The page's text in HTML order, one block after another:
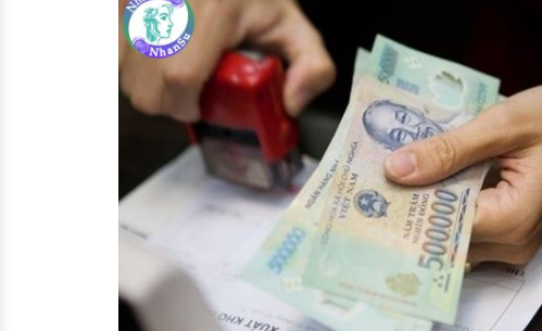
Đặc trưng từng nghề
Xu hướng việc làm
XÂY DỰNG VÀ PHÁT TRIỂN ĐỘI NGŨ
TUYỂN DỤNG VIỆC LÀM